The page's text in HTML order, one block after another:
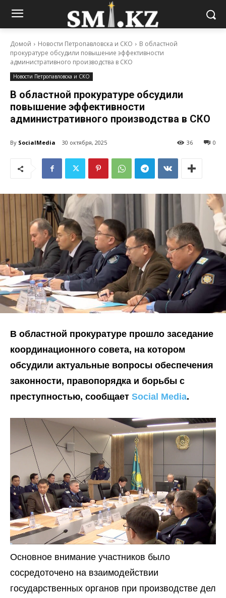
Домой Новости Петропавловска и СКО
В областной
прокуратуре обсудили повышение эффективности
административного производства в СКО
Новости Петропавловска и СКО
В областной прокуратуре обсудили
повышение эффективности
административного производства в СКО
By SocialMedia 30 октября, 2025 0
36
В областной прокуратуре прошло заседание
координационного совета, на котором
обсудили актуальные вопросы обеспечения
законности, правопорядка и борьбы с
преступностью, сообщает Social Media.
Основное внимание участников было
сосредоточено на взаимодействии
государственных органов при производстве дел